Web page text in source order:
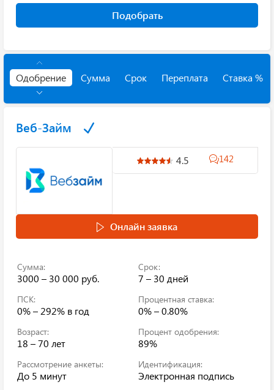
Подобрать
Одобрение Сумма Срок Переплата Ставка %
Веб-Займ
4.5 142
Онлайн заявка
Сумма:
3000 – 30 000 руб.
Срок:
7 – 30 дней
ПСК:
0% – 292% в год
Процентная ставка:
0% – 0.80%
Возраст:
18 – 70 лет
Процент одобрения:
89%
Рассмотрение анкеты:
До 5 минут
Идентификация:
Электронная подпись